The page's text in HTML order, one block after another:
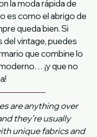
la moda rápida de
es como el abrigo de
queda bien. Si
del vintage, puedes
que combine lo
¡y que no
are anything over
they’re usually
unique fabrics and